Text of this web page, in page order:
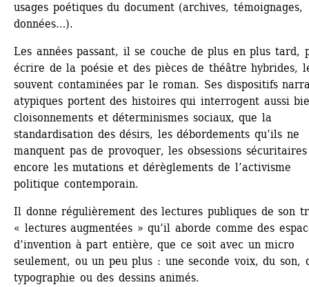
usages poétiques du document (archives, témoignages,
données…).
Les années passant, il se couche de plus en plus tard,
écrire de la poésie et des pièces de théâtre hybrides,
souvent contaminées par le roman. Ses dispositifs
atypiques portent des histoires qui interrogent aussi
cloisonnements et déterminismes sociaux, que la
standardisation des désirs, les débordements qu’ils ne
manquent pas de provoquer, les obsessions
encore les mutations et dérèglements de l’activisme
politique contemporain.
Il donne régulièrement des lectures publiques de son
« lectures augmentées » qu’il aborde comme des
d’invention à part entière, que ce soit avec un micro
seulement, ou un peu plus : une seconde voix, du son,
typographie ou des dessins animés.